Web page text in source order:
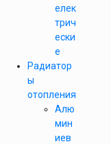
елек
трич
ески
е
Радиатор
ы
отопления
Алю
мин
иев